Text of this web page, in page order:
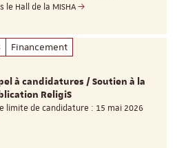
le Hall de la MISHA
Financement
à candidatures / Soutien à la
ReligiS
limite de candidature : 15 mai 2026